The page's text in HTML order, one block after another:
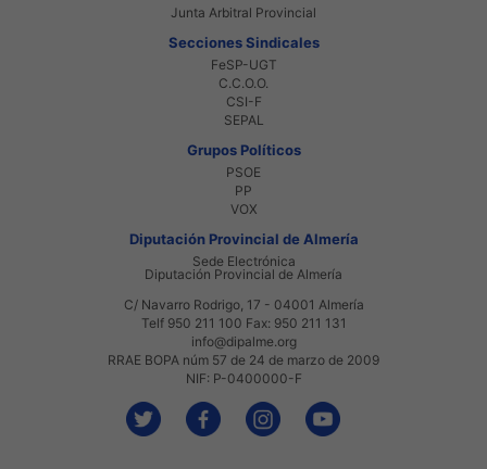
Junta Arbitral Provincial
Secciones Sindicales
FeSP-UGT
C.C.O.O.
CSI-F
SEPAL
Grupos Políticos
PSOE
PP
VOX
Diputación Provincial de Almería
Sede Electrónica
Diputación Provincial de Almería
C/ Navarro Rodrigo, 17 - 04001 Almería
Telf 950 211 100 Fax: 950 211 131
info@dipalme.org
RRAE BOPA núm 57 de 24 de marzo de 2009
NIF: P-0400000-F